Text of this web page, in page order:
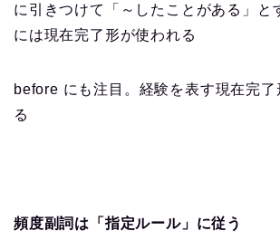
に引きつけて「～したことがある」と
には現在完了形が使われる
before にも注目。経験を表す現在完
る
頻度副詞は「指定ルール」に従う